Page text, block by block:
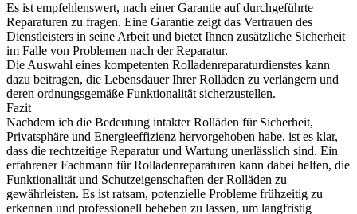
Es ist empfehlenswert, nach einer Garantie auf durchgeführte
Reparaturen zu fragen. Eine Garantie zeigt das Vertrauen des
Dienstleisters in seine Arbeit und bietet Ihnen zusätzliche Sicherheit
im Falle von Problemen nach der Reparatur.
Die Auswahl eines kompetenten Rolladenreparaturdienstes kann
dazu beitragen, die Lebensdauer Ihrer Rolläden zu verlängern und
deren ordnungsgemäße Funktionalität sicherzustellen.
Fazit
Nachdem ich die Bedeutung intakter Rolläden für Sicherheit,
Privatsphäre und Energieeffizienz hervorgehoben habe, ist es klar,
dass die rechtzeitige Reparatur und Wartung unerlässlich sind. Ein
erfahrener Fachmann für Rolladenreparaturen kann dabei helfen, die
Funktionalität und Schutzeigenschaften der Rolläden zu
gewährleisten. Es ist ratsam, potenzielle Probleme frühzeitig zu
erkennen und professionell beheben zu lassen, um langfristig